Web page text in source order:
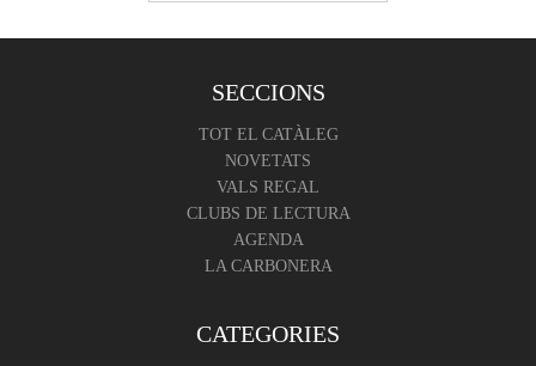
SECCIONS
TOT EL CATÀLEG
NOVETATS
VALS REGAL
CLUBS DE LECTURA
AGENDA
LA CARBONERA
CATEGORIES